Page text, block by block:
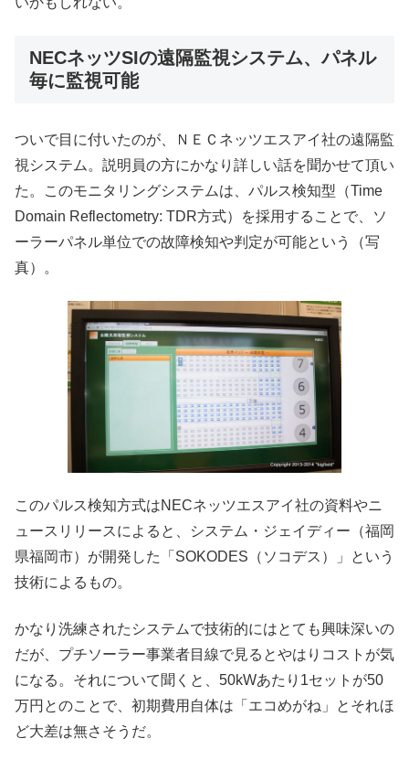
NECネッツSIの遠隔監視システム、パネル
毎に監視可能
ついで目に付いたのが、ＮＥＣネッツエスアイ社の遠隔監
視システム。説明員の方にかなり詳しい話を聞かせて頂い
た。このモニタリングシステムは、パルス検知型（Time
Domain Reflectometry: TDR方式）を採用することで、ソ
ーラーパネル単位での故障検知や判定が可能という（写
真）。
このパルス検知方式はNECネッツエスアイ社の資料やニ
ュースリリースによると、システム・ジェイディー（福岡
県福岡市）が開発した「SOKODES（ソコデス）」という
技術によるもの。
かなり洗練されたシステムで技術的にはとても興味深いの
だが、プチソーラー事業者目線で見るとやはりコストが気
になる。それについて聞くと、50kWあたり1セットが50
万円とのことで、初期費用自体は「エコめがね」とそれほ
ど大差は無さそうだ。